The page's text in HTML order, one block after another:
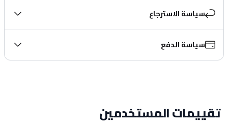
سياسة الاسترجاع
سياسة الدفع
تقييمات المستخدمين